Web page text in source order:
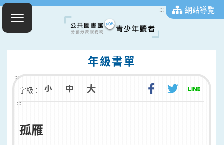
::: 網站導覽
年級書單
:::
字級：
:::
孤雁